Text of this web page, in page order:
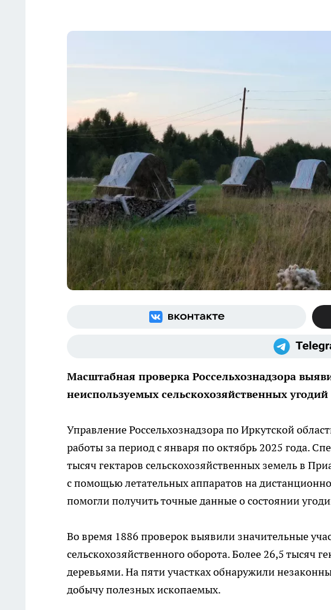
Масштабная проверка Россельхознадзора
неиспользуемых сельскохозяйственных угодий
Управление Россельхознадзора по Иркутской
работы за период с января по октябрь 2025 года.
тысяч гектаров сельскохозяйственных земель в
с помощью летательных аппаратов на
помогли получить точные данные о состоянии
Во время 1886 проверок выявили значительные
сельскохозяйственного оборота. Более 26,5 тысяч
деревьями. На пяти участках обнаружили
добычу полезных ископаемых.